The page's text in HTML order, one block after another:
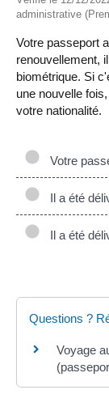
administrative
Votre passeport
renouvellement,
biométrique. Si
une nouvelle
votre nationalité.
Votre
Il a été
Il a été
Questions ?
Voyage